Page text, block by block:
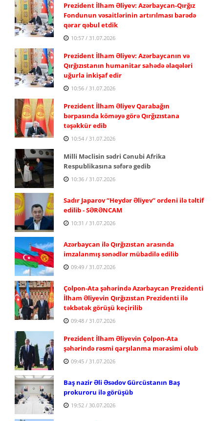
Prezident İlham Əliyev: Azərbaycan-Qırğız
Fondunun vəsaitlərinin artırılması barədə
qərar qəbul etdik
10:57 / 31.07.2026
Prezident İlham Əliyev: Azərbaycanın və
Qırğızıstanın humanitar sahədə əlaqələri
uğurla inkişaf edir
10:56 / 31.07.2026
Prezident İlham Əliyev Qarabağın
bərpasında köməyə görə Qırğızıstana
təşəkkür edib
10:54 / 31.07.2026
Milli Məclisin sədri Cənubi Afrika
Respublikasına səfərə gedib
10:36 / 31.07.2026
Sadır Japarov “Heydər Əliyev” ordeni ilə təltif
edilib - SƏRƏNCAM
10:31 / 31.07.2026
Azərbaycan ilə Qırğızıstan arasında
imzalanmış sənədlər mübadilə edilib
09:49 / 31.07.2026
Çolpon-Ata şəhərində Azərbaycan Prezidenti
İlham Əliyevin Qırğızıstan Prezidenti ilə
təkbətək görüşü keçirilib
09:48 / 31.07.2026
Prezident İlham Əliyevin Çolpon-Ata
şəhərində rəsmi qarşılanma mərasimi olub
09:45 / 31.07.2026
Baş nazir Əli Əsədov Gürcüstanın Baş
prokuroru ilə görüşüb
19:52 / 30.07.2026